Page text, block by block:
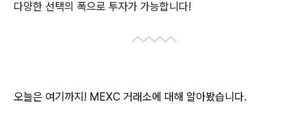
다양한 선택의 폭으로 투자가 가능합니다!
오늘은 여기까지! MEXC 거래소에 대해 알아봤습니다.